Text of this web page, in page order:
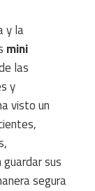
y la
mini
las
y
visto un
sus
segura